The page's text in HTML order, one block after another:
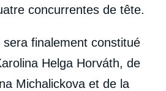
concurrentes de tête.
finalement constitué
Helga Horváth, de
Michalickova et de la